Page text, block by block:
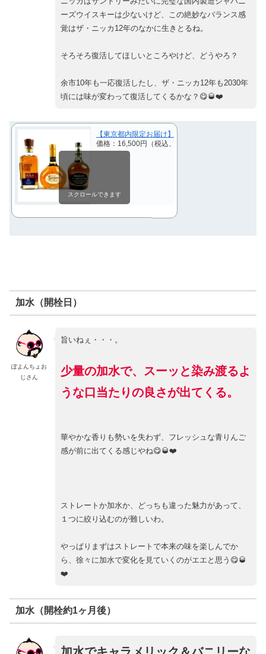
ーズウイスキーは少ないけど、この絶妙なバランス感
覚はザ・ニッカ12年のなかに生きとるね。
そろそろ復活してほしいところやけど、どうやろ？
余市10年も一応復活したし、ザ・ニッカ12年も2030年
頃には味が変わって復活してくるかな？😋🥃❤️
【東京都内限定お届け】 3本 ニッカ サントリー
価格：16,500円（税込、送料別)
スクロールできます
加水（開栓日）
ぽよんちょお
じさん
旨いねぇ・・・。
少量の加水で、スーッと染み渡るよ
うな口当たりの良さが出てくる。
華やかな香りも勢いを失わず、フレッシュな青りんご
感が前に出てくる感じやね😋🥃❤️
ストレートか加水か、どっちも違った魅力があって、
１つに絞り込むのが難しいわ。
やっぱりまずはストレートで本来の味を楽しんでか
ら、徐々に加水で変化を見ていくのがエエと思う😋🥃
❤️
加水（開栓約1ヶ月後）